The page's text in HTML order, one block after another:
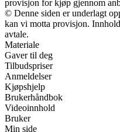
provisjon for kjøp gjennom
© Denne siden er underlagt
kan vi motta provisjon.
avtale.
Materiale
Gaver til deg
Tilbudspriser
Anmeldelser
Kjøpshjelp
Brukerhåndbok
Videoinnhold
Bruker
Min side